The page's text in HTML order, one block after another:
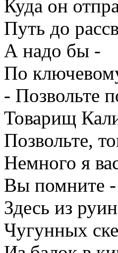
Куда он
Путь до
А надо бы -
По
- Позвольте
Товарищ
Позвольте,
Немного я
Вы помните -
Здесь из
Чугунных